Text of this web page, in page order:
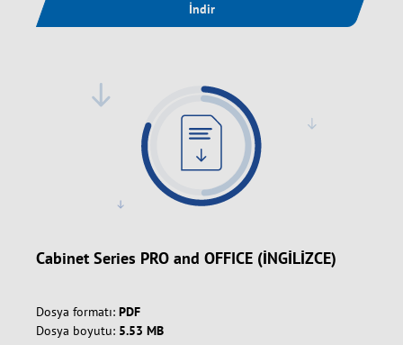
İndir
Cabinet Series PRO and OFFICE (İNGİLİZCE)
Dosya formatı: PDF
Dosya boyutu: 5.53 MB